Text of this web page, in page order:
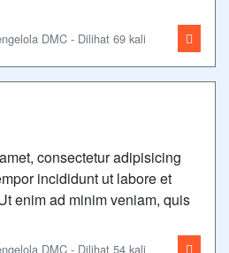
DMC - Dilihat 69 kali
consectetur adipisicing
incididunt ut labore et
enim ad minim veniam, quis
DMC - Dilihat 54 kali